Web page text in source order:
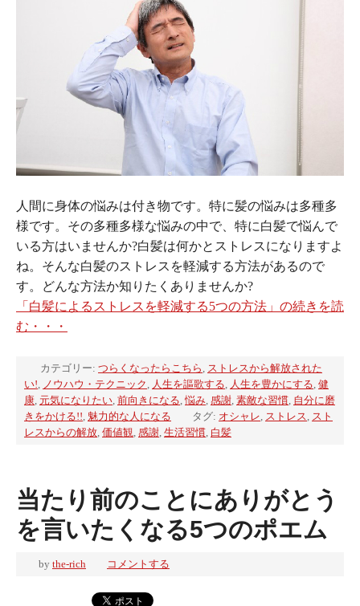
人間に身体の悩みは付き物です。特に髪の悩みは多種多
様です。その多種多様な悩みの中で、特に白髪で悩んで
いる方はいませんか?白髪は何かとストレスになりますよ
ね。そんな白髪のストレスを軽減する方法があるので
す。どんな方法か知りたくありませんか?
「白髪によるストレスを軽減する5つの方法」の続きを読
む・・・
カテゴリー: つらくなったらこちら
ストレスから解放された
い!
ノウハウ・テクニック 人生を謳歌する 人生を豊かにする 健
康 元気になりたい 前向きになる ,悩み 感謝 素敵な習慣 自分に磨
きをかける!! 魅力的な人になる タグ: オシャレ ストレス
スト
レスからの解放 価値観 感謝 生活習慣 白髪
当たり前のことにありがとう
を言いたくなる5つのポエム
by the-rich コメントする